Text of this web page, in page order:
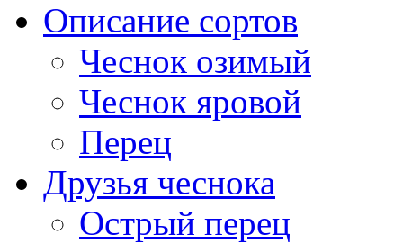
Описание сортов
Чеснок озимый
Чеснок яровой
Перец
Друзья чеснока
Острый перец